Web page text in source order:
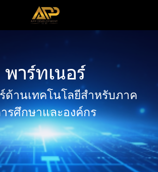
พาร์ทเนอร์
ด้านเทคโนโลยีสำหรับภาค
รศึกษาและองค์กร